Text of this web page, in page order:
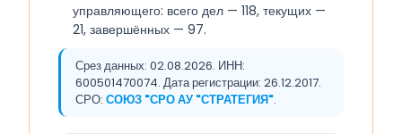
управляющего: всего дел — 118, текущих —
21, завершённых — 97.
Срез данных: 02.08.2026. ИНН:
600501470074. Дата регистрации: 26.12.2017.
СРО: СОЮЗ "СРО АУ "СТРАТЕГИЯ".